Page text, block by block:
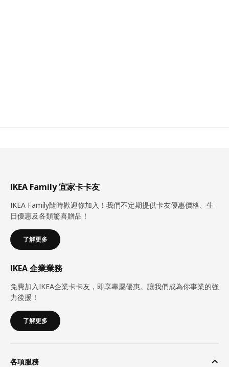
IKEA Family 宜家卡卡友
IKEA Family隨時歡迎你加入！我們不定期提供卡友優惠價格、生
日優惠及各類驚喜贈品！
了解更多
IKEA 企業業務
免費加入IKEA企業卡卡友，即享專屬優惠。讓我們成為你事業的強
力後援！
了解更多
各項服務